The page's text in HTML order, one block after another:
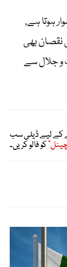
ہوتا ہے,
نقصان بھی
و جلال سے
کے لیے ڈیلی سب
کو فالو کریں۔